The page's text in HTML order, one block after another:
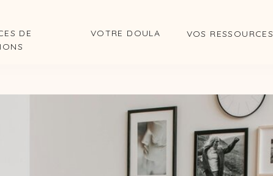
DE
VOS RESSOURCES
VOTRE DOULA